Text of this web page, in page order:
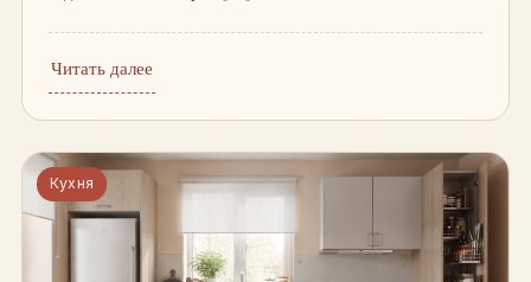
Читать далее
Кухня